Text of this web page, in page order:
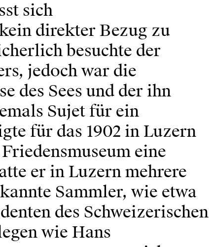
sich
direkter Bezug zu
besuchte der
jedoch war die
des Sees und der ihn
Sujet für ein
für das 1902 in Luzern
eine
er in Luzern mehrere
Sammler, wie etwa
des Schweizerischen
wie Hans